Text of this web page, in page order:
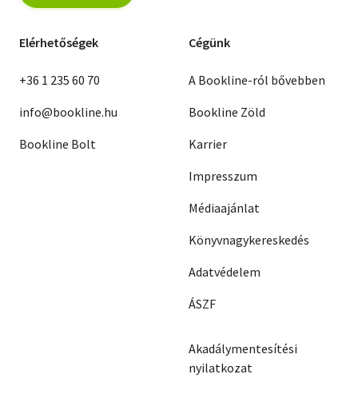
Elérhetőségek
+36 1 235 60 70
info@bookline.hu
Bookline Bolt
Cégünk
A Bookline-ról bővebben
Bookline Zöld
Karrier
Impresszum
Médiaajánlat
Könyvnagykereskedés
Adatvédelem
ÁSZF
Akadálymentesítési
nyilatkozat